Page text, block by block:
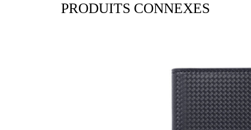
PRODUITS CONNEXES